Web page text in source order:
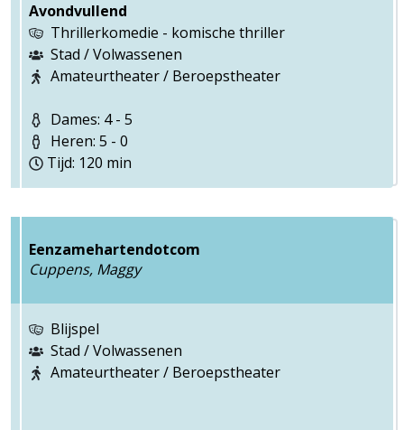
Avondvullend
Thrillerkomedie - komische thriller
Stad / Volwassenen
Amateurtheater / Beroepstheater
Dames: 4 - 5
Heren: 5 - 0
Tijd: 120 min
Eenzamehartendotcom
Cuppens, Maggy
Blijspel
Stad / Volwassenen
Amateurtheater / Beroepstheater